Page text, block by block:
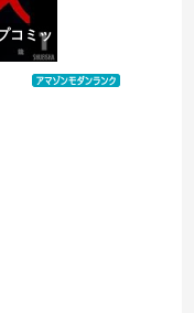
コミッ
：¥100